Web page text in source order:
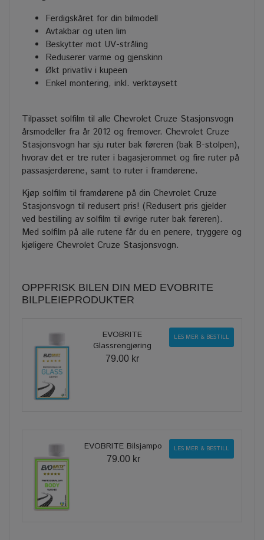
Ferdigskåret for din bilmodell
Avtakbar og uten lim
Beskytter mot UV-stråling
Reduserer varme og gjenskinn
Økt privatliv i kupeen
Enkel montering, inkl. verktøysett
Tilpasset solfilm til alle Chevrolet Cruze Stasjonsvogn
årsmodeller fra år 2012 og fremover. Chevrolet Cruze
Stasjonsvogn har sju ruter bak føreren (bak B-stolpen),
hvorav det er tre ruter i bagasjerommet og fire ruter på
passasjerdørene, samt to ruter i framdørene.
Kjøp solfilm til framdørene på din Chevrolet Cruze
Stasjonsvogn til redusert pris! (Redusert pris gjelder
ved bestilling av solfilm til øvrige ruter bak føreren).
Med solfilm på alle rutene får du en penere, tryggere og
kjøligere Chevrolet Cruze Stasjonsvogn.
OPPFRISK BILEN DIN MED EVOBRITE
BILPLEIEPRODUKTER
EVOBRITE
Glassrengjøring
79.00 kr
LES MER & BESTILL
EVOBRITE Bilsjampo
79.00 kr
LES MER & BESTILL